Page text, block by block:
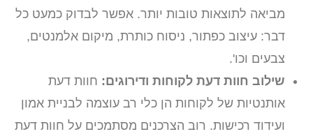
מביאה לתוצאות טובות יותר. אפשר לבדוק כמעט כל
דבר: עיצוב כפתור, ניסוח כותרת, מיקום אלמנטים,
צבעים וכו'.
שילוב חוות דעת לקוחות ודירוגים: חוות דעת
אותנטיות של לקוחות הן כלי רב עוצמה לבניית אמון
ועידוד רכישות. רוב הצרכנים מסתמכים על חוות דעת